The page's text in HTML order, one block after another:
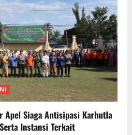
Apel Siaga Antisipasi Karhutla
Instansi Terkait